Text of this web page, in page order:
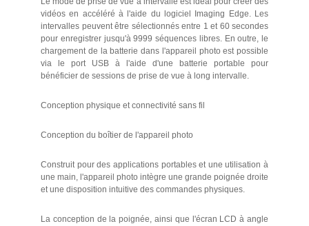
vidéos en accéléré à l'aide du logiciel Imaging Edge. Les
intervalles peuvent être sélectionnés entre 1 et 60 secondes
pour enregistrer jusqu'à 9999 séquences libres. En outre, le
chargement de la batterie dans l'appareil photo est possible
via le port USB à l'aide d'une batterie portable pour
bénéficier de sessions de prise de vue à long intervalle.
Conception physique et connectivité sans fil
Conception du boîtier de l'appareil photo
Construit pour des applications portables et une utilisation à
une main, l'appareil photo intègre une grande poignée droite
et une disposition intuitive des commandes physiques.
La conception de la poignée, ainsi que l'écran LCD à angle